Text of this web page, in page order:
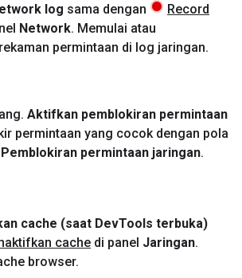
log sama dengan
Record
Network. Memulai atau
permintaan di log jaringan.
Aktifkan pemblokiran permintaan
permintaan yang cocok dengan pola
Pemblokiran permintaan jaringan.
cache (saat DevTools terbuka)
cache di panel Jaringan.
browser.